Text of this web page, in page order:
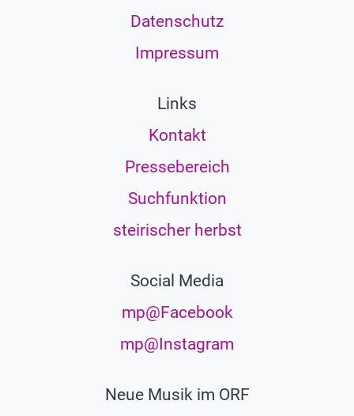
Datenschutz
Impressum
Links
Kontakt
Pressebereich
Suchfunktion
steirischer herbst
Social Media
mp@Facebook
mp@Instagram
Neue Musik im ORF